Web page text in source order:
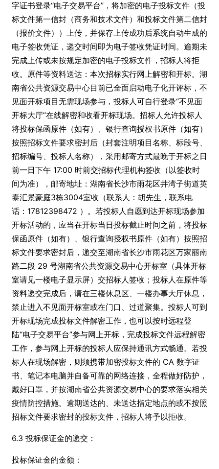
字证书登录“电子交易平台”，将加密的电子投标文件（投
标文件第一信封（商务和技术文件）和投标文件第二信封
（报价文件））上传，并保存上传成功后系统自动生成的
电子签收凭证，递交时间即为电子签收凭证时间。逾期未
完成上传或未按规定加密的电子投标文件，招标人将拒
收。原件等资料送达：本次招标实行网上解密和开标。湖
南省公共资源交易中心目前已全面启动电子化开评标，不
见面开标项目无需现场参与，投标人可自行登录“不见面
开标大厅”在线解密和收看开标现场。招标人允许投标人
将投标保函原件（如有）、银行查询授权书原件（如有）
按照招标文件要求密封后（封套注明项目名称、标段号、
招标编号、投标人名称），采用邮寄方式最晚于开标之日
前一日下午 17:00 时前交招标代理机构签收（以签收时
间为准），邮寄地址：湖南省长沙市雨花区井湾子街道英
泰汇景豪庭3栋3004室收（联系人：胡先生，联系电
话：17812398472 ）。若投标人自愿到达开标现场参加
开标活动的，应当在开标当日投标截止时间之前，将投标
保函原件（如有）、银行查询授权书原件（如有）按照招
标文件要求密封后，递交至湖南省长沙市雨花区万家丽南
路二段 29 号湖南省公共资源交易中心开标室（具体开标
室请见一楼电子显示屏）交招标人签收；投标人在原件等
资料递交完成后，请在三楼休息区、一楼办事大厅休息，
禁止进入不见面开标室或在门口、过道聚集。投标人可到
开标现场完成投标文件解密工作，也可以按时远程登
陆“电子交易平台”参与网上开标，完成投标文件远程解密
工作，参与网上开标的投标人应保持通讯方式畅通。若投
标人在现场解密，则须携带加密投标文件的 CA 数字证
书、笔记本电脑并自备可靠的网络连接，全程做好防护，
戴好口罩，并按湖南省公共资源交易中心的要求落实相关
疫情防控措施。逾期送达的、未送达指定地点的或不按照
招标文件要求密封的投标文件，招标人将予以拒收。
6.3 投标保证金的递交：
投标保证金的金额：